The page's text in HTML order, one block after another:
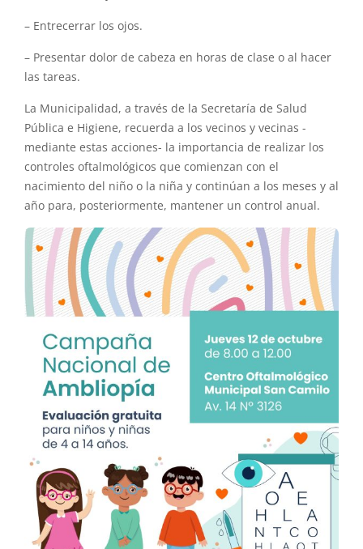
– Entrecerrar los ojos.
– Presentar dolor de cabeza en horas de clase o al hacer
las tareas.
La Municipalidad, a través de la Secretaría de Salud
Pública e Higiene, recuerda a los vecinos y vecinas -
mediante estas acciones- la importancia de realizar los
controles oftalmológicos que comienzan con el
nacimiento del niño o la niña y continúan a los meses y al
año para, posteriormente, mantener un control anual.